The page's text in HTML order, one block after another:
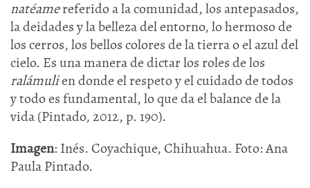
natéamereferido a la comunidad, los antepasados,
la deidades y la belleza del entorno, lo hermoso de
los cerros, los bellos colores de la tierra o el azul del
cielo. Es una manera de dictar los roles de los
ralámulien donde el respeto y el cuidado de todos
y todo es fundamental, lo que da el balance de la
vida (Pintado, 2012, p. 190).
Imagen: Inés. Coyachique, Chihuahua. Foto: Ana
Paula Pintado.